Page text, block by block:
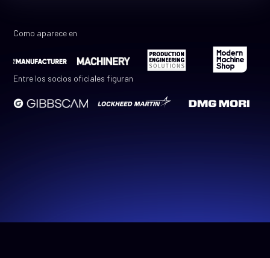
Como aparece en
Entre los socios oficiales figuran